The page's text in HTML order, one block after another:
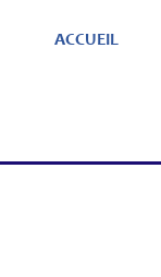
ACCUEIL